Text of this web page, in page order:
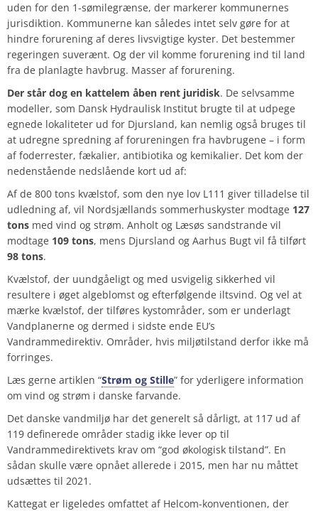
uden for den 1-sømilegrænse, der markerer kommunernes
jurisdiktion. Kommunerne kan således intet selv gøre for at
hindre forurening af deres livsvigtige kyster. Det bestemmer
regeringen suverænt. Og der vil komme forurening ind til land
fra de planlagte havbrug. Masser af forurening.
Der står dog en kattelem åben rent juridisk. De selvsamme
modeller, som Dansk Hydraulisk Institut brugte til at udpege
egnede lokaliteter ud for Djursland, kan nemlig også bruges til
at udregne spredning af forureningen fra havbrugene – i form
af foderrester, fækalier, antibiotika og kemikalier. Det kom der
nedenstående nedslående kort ud af:
Af de 800 tons kvælstof, som den nye lov L111 giver tilladelse til
udledning af, vil Nordsjællands sommerhuskyster modtage 127
tons med vind og strøm. Anholt og Læsøs sandstrande vil
modtage 109 tons, mens Djursland og Aarhus Bugt vil få tilført
98 tons.
Kvælstof, der uundgåeligt og med usvigelig sikkerhed vil
resultere i øget algeblomst og efterfølgende iltsvind. Og vel at
mærke kvælstof, der tilføres kystområder, som er underlagt
Vandplanerne og dermed i sidste ende EU’s
Vandrammedirektiv. Områder, hvis miljøtilstand derfor ikke må
forringes.
Læs gerne artiklen “Strøm og Stille” for yderligere information
om vind og strøm i danske farvande.
Det danske vandmiljø har det generelt så dårligt, at 117 ud af
119 definerede områder stadig ikke lever op til
Vandrammedirektivets krav om “god økologisk tilstand”. En
sådan skulle være opnået allerede i 2015, men har nu måttet
udsættes til 2021.
Kattegat er ligeledes omfattet af Helcom-konventionen, der